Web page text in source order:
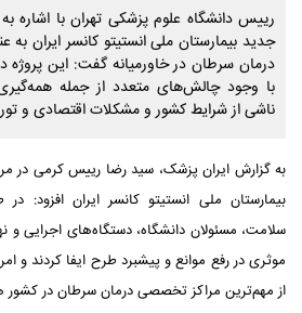
رییس دانشگاه علوم پزشکی تهران با اشاره
جدید بیمارستان ملی انستیتو کانسر ایران به
با وجود چالش‌های متعدد از جمله
ناشی از شرایط کشور و مشکلات اقتصادی و
به گزارش ایران پزشک، سید رضا رییس کرمی در
بیمارستان ملی انستیتو کانسر ایران افزود:
سلامت، مسئولان دانشگاه، دستگاه‌های اجرایی
موثری در رفع موانع و پیشبرد طرح ایفا کردند و
از مهم‌ترین مراکز تخصصی درمان سرطان در کشور